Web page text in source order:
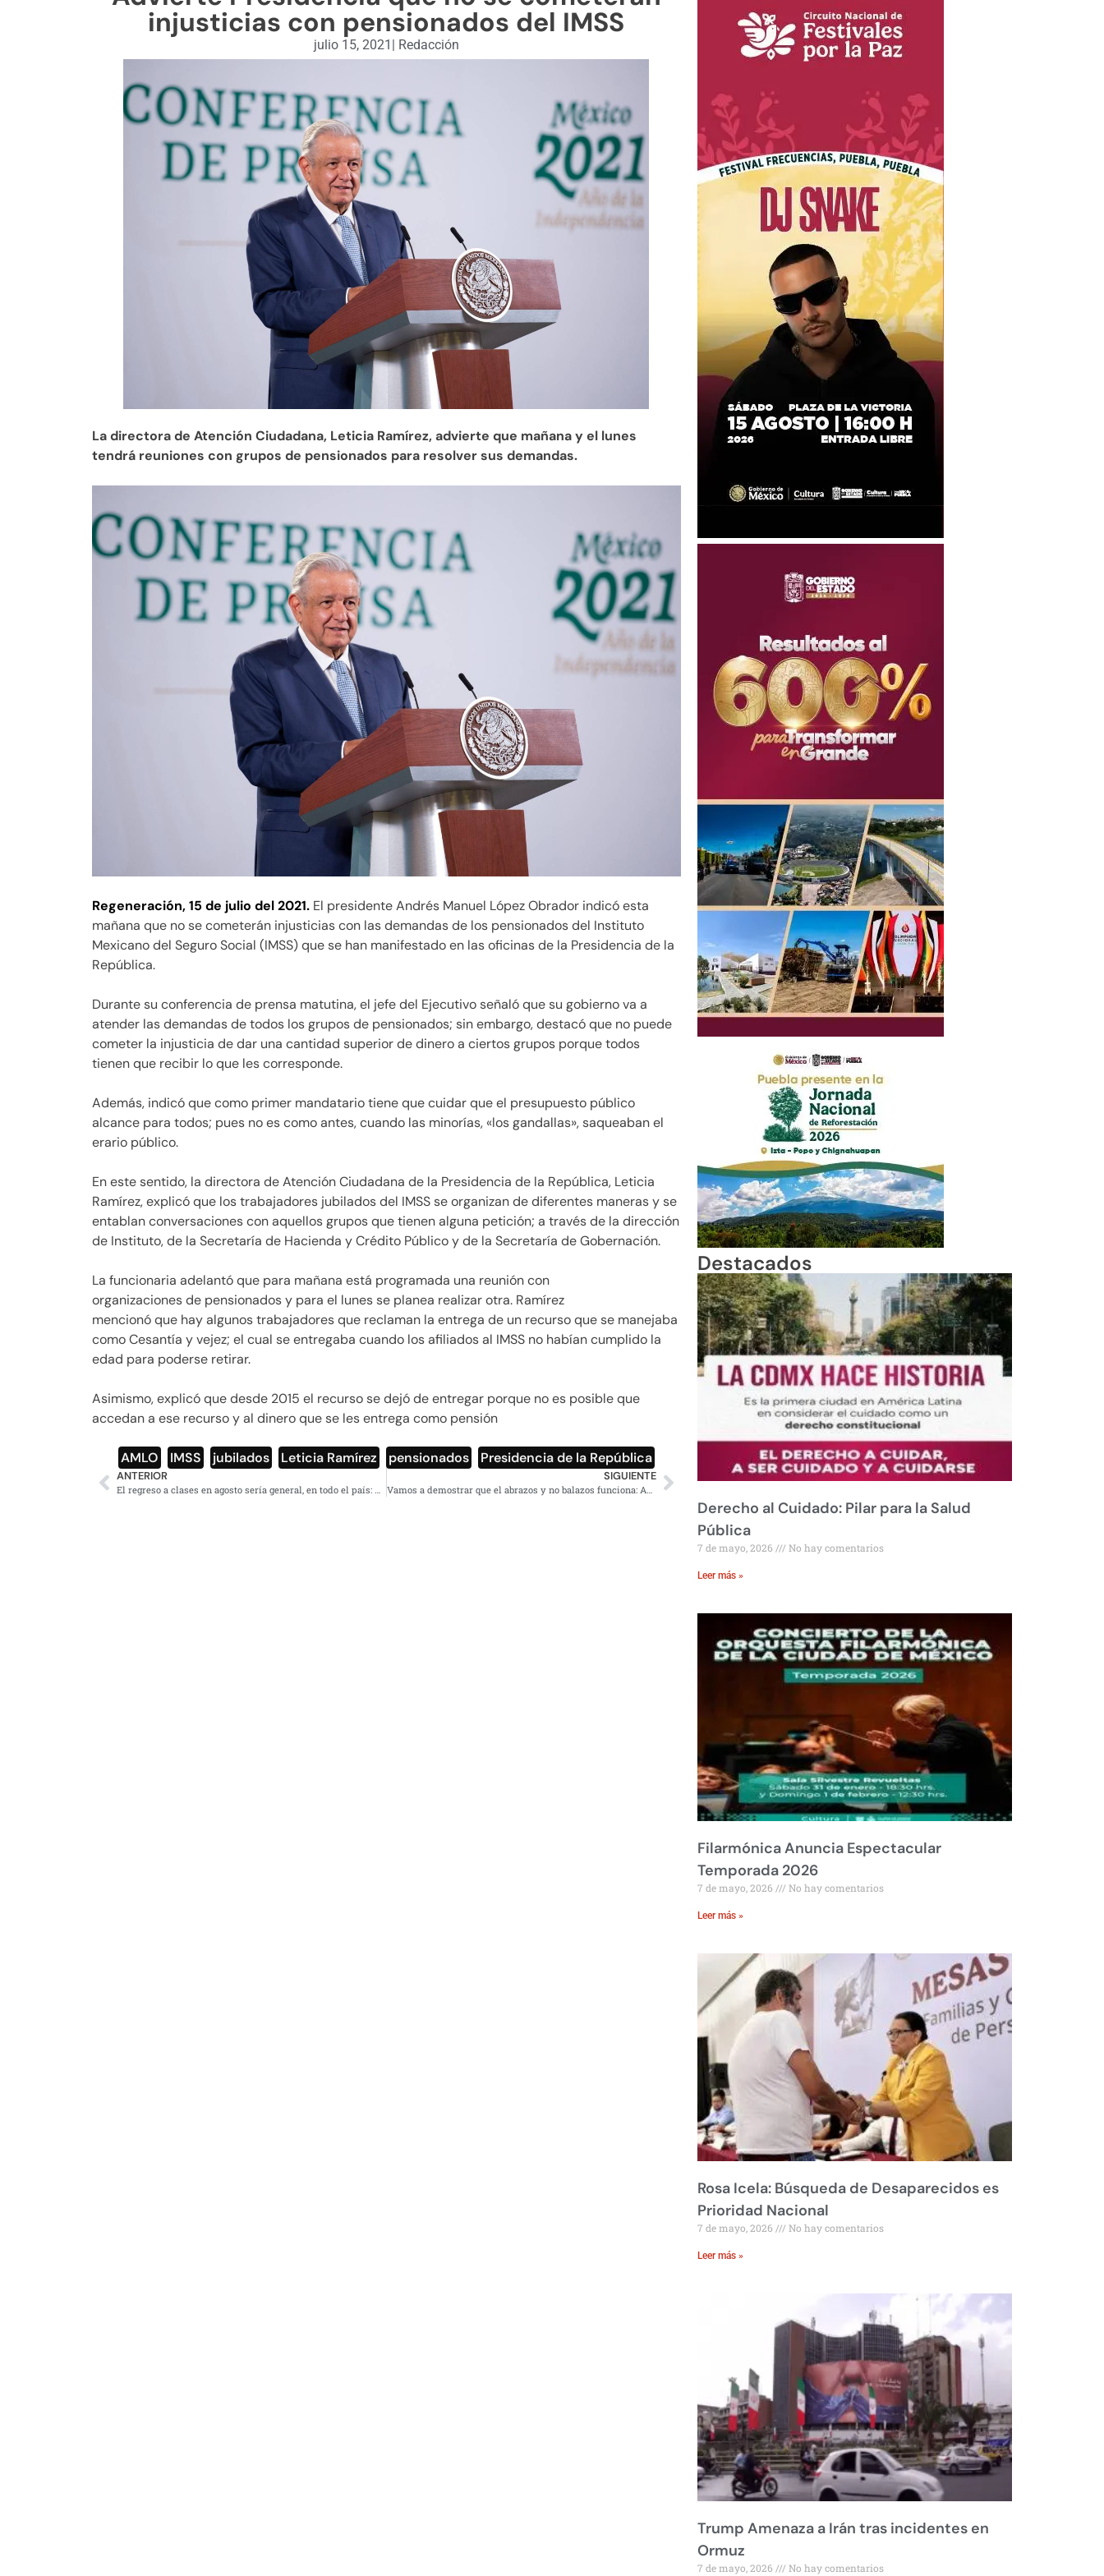
injusticias con pensionados del IMSS
julio 15, 2021 Redacción
La directora de Atención Ciudadana, Leticia Ramírez, advierte que mañana y el lunes
tendrá reuniones con grupos de pensionados para resolver sus demandas.
Regeneración,15 de julio del 2021. El presidente Andrés Manuel López Obrador indicó esta
mañana que no se cometerán injusticias con las demandas de los pensionados del Instituto
Mexicano del Seguro Social (IMSS) que se han manifestado en las oficinas de la Presidencia de la
República.
Durante su conferencia de prensa matutina, el jefe del Ejecutivo señaló que su gobierno va a
atender las demandas de todos los grupos de pensionados; sin embargo, destacó que no puede
cometer la injusticia de dar una cantidad superior de dinero a ciertos grupos porque todos
tienen que recibir lo que les corresponde.
Además, indicó que como primer mandatario tiene que cuidar que el presupuesto público
alcance para todos; pues no es como antes, cuando las minorías, «los gandallas», saqueaban el
erario público.
En este sentido, la directora de Atención Ciudadana de la Presidencia de la República, Leticia
Ramírez, explicó que los trabajadores jubilados del IMSS se organizan de diferentes maneras y se
entablan conversaciones con aquellos grupos que tienen alguna petición; a través de la dirección
de Instituto, de la Secretaría de Hacienda y Crédito Público y de la Secretaría de Gobernación.
La funcionaria adelantó que para mañana está programada una reunión con
organizaciones de pensionados y para el lunes se planea realizar otra. Ramírez
mencionó que hay algunos trabajadores que reclaman la entrega de un recurso que se manejaba
como Cesantía y vejez; el cual se entregaba cuando los afiliados al IMSS no habían cumplido la
edad para poderse retirar.
Asimismo, explicó que desde 2015 el recurso se dejó de entregar porque no es posible que
accedan a ese recurso y al dinero que se les entrega como pensión
AMLO IMSS jubilados Leticia Ramírez pensionados Presidencia de la República
ANTERIOR
El regreso a clases en agosto sería general, en todo el país: AMLO
SIGUIENTE
Vamos a demostrar que el abrazos y no balazos funciona: AMLO
Destacados
Derecho al Cuidado: Pilar para la Salud
Pública
7 de mayo, 2026 No hay comentarios
Leer más »
Filarmónica Anuncia Espectacular
Temporada 2026
7 de mayo, 2026 No hay comentarios
Leer más »
Rosa Icela: Búsqueda de Desaparecidos es
Prioridad Nacional
7 de mayo, 2026 No hay comentarios
Leer más »
Trump Amenaza a Irán tras incidentes en
Ormuz
7 de mayo, 2026 No hay comentarios